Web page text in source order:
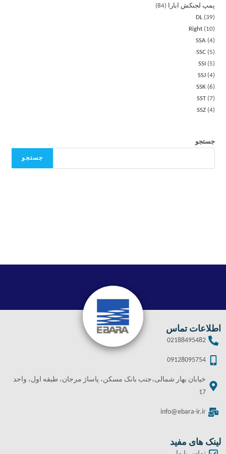
پمپ لجنکش ابارا
84
DL 39
Right
10
SSA 4
SSC
5
SSI
5
SSJ 4
SSK 6
SST 7
SSZ 4
جستجو
جستجو
اطلاعات تماس
02188495482
09128095754
خیابان بهار شمالی،جنب بانک مسکن، پاساژ مرجان، طبقه اول، واحد
17
info@ebara-ir.ir
لینک های مفید